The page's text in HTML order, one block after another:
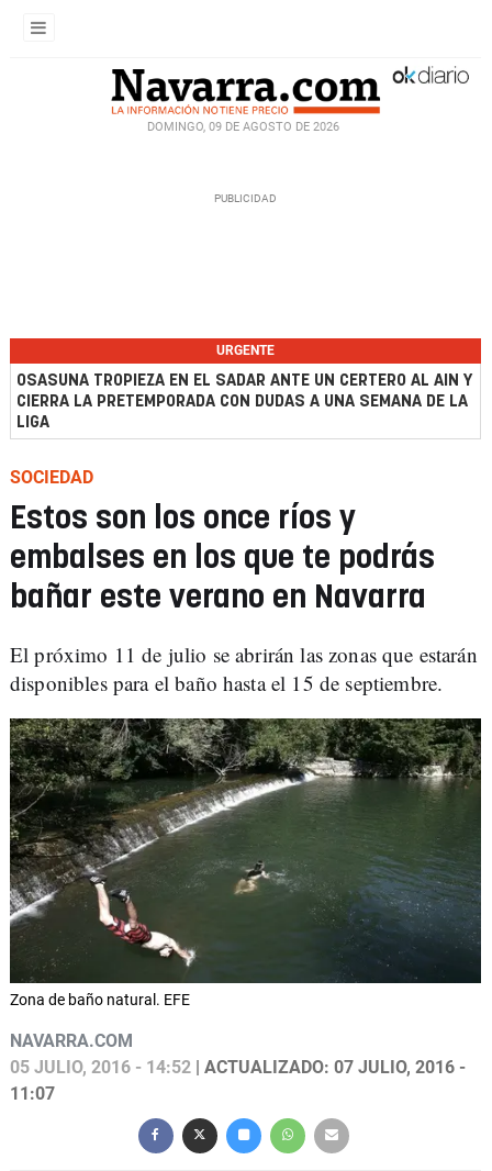
DOMINGO, 09 DE AGOSTO DE 2026
URGENTE
OSASUNA TROPIEZA EN EL SADAR ANTE UN CERTERO AL AIN Y
CIERRA LA PRETEMPORADA CON DUDAS A UNA SEMANA DE LA
LIGA
SOCIEDAD
Estos son los once ríos y
embalses en los que te podrás
bañar este verano en Navarra
El próximo 11 de julio se abrirán las zonas que estarán
disponibles para el baño hasta el 15 de septiembre.
Zona de baño natural. EFE
NAVARRA.COM
05 JULIO, 2016 - 14:52 | ACTUALIZADO: 07 JULIO, 2016 -
11:07